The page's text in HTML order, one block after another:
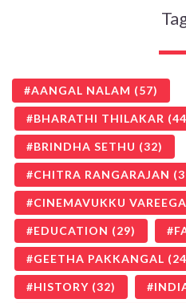
AANGAL NALAM (57)
BHARATHI THILAKAR
BRINDHA SETHU (32)
CHITRA RANGARAJAN
CINEMAVUKKU
EDUCATION (29)
GEETHA PAKKANGAL
HISTORY (32)